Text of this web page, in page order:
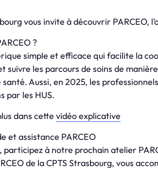
vous invite à découvrir PARCEO,
?
simple et efficace qui facilite la
suivre les parcours de soins de
santé. Aussi, en 2025, les
par les HUS.
dans cette vidéo explicative
et assistance PARCEO
participez à notre prochain atelier
de la CPTS Strasbourg, vous